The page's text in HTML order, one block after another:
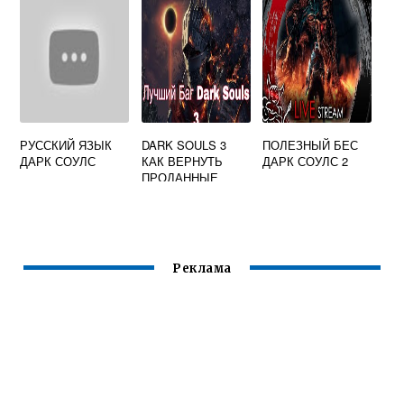
РУССКИЙ ЯЗЫК
ДАРК СОУЛС
DARK SOULS 3
КАК ВЕРНУТЬ
ПРОДАННЫЕ
ПОЛЕЗНЫЙ БЕС
ДАРК СОУЛС 2
Реклама